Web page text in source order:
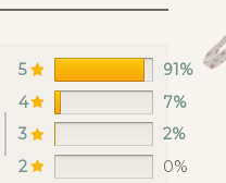
en
ya
hacer
lunes
un
5
91%
4
7%
3
2%
2
0%